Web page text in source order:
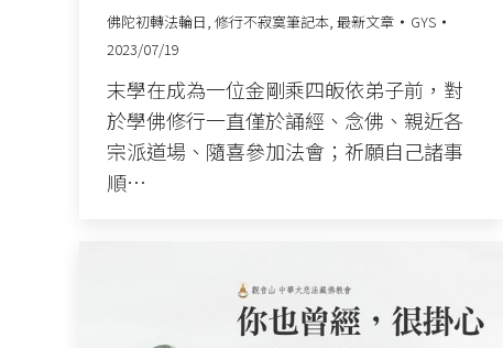
佛陀初轉法輪日, 修行不寂寞筆記本, 最新文章
GYS
2023/07/19
末學在成為一位金剛乘四皈依弟子前，對
於學佛修行一直僅於誦經、念佛、親近各
宗派道場、隨喜參加法會；祈願自己諸事
順…